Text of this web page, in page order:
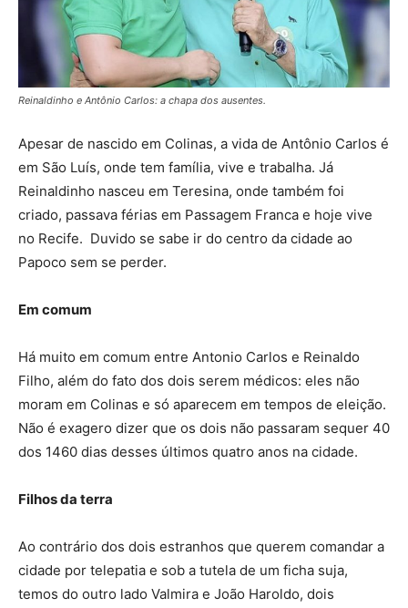
Reinaldinho e Antônio Carlos: a chapa dos ausentes.
Apesar de nascido em Colinas, a vida de Antônio Carlos é
em São Luís, onde tem família, vive e trabalha. Já
Reinaldinho nasceu em Teresina, onde também foi
criado, passava férias em Passagem Franca e hoje vive
no Recife. Duvido se sabe ir do centro da cidade ao
Papoco sem se perder.
Em comum
Há muito em comum entre Antonio Carlos e Reinaldo
Filho, além do fato dos dois serem médicos: eles não
moram em Colinas e só aparecem em tempos de eleição.
Não é exagero dizer que os dois não passaram sequer 40
dos 1460 dias desses últimos quatro anos na cidade.
Filhos da terra
Ao contrário dos dois estranhos que querem comandar a
cidade por telepatia e sob a tutela de um ficha suja,
temos do outro lado Valmira e João Haroldo, dois